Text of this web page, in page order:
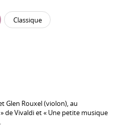
Classique
Glen Rouxel(violon), au
de Vivaldi et « Une petite musique